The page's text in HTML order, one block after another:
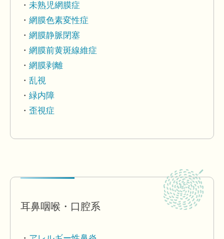
未熟児網膜症
網膜色素変性症
網膜静脈閉塞
網膜前黄斑線維症
網膜剥離
乱視
緑内障
歪視症
耳鼻咽喉・口腔系